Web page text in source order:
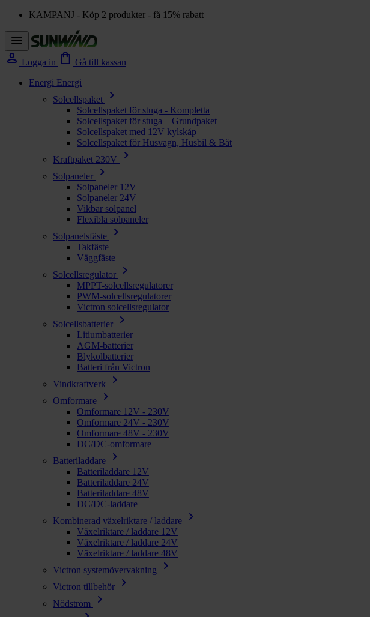
KAMPANJ - Köp 2 produkter - få 15% rabatt
menu
person Logga in shopping_bag Gå till kassan
Energi Energi
Solcellspaket
chevron_right
Solcellspaket för stuga - Kompletta
Solcellspaket för stuga – Grundpaket
Solcellspaket med 12V kylskåp
Solcellspaket för Husvagn, Husbil & Båt
Kraftpaket 230V
chevron_right
Solpaneler chevron_right
Solpaneler 12V
Solpaneler 24V
Vikbar solpanel
Flexibla solpaneler
Solpanelsfäste
chevron_right
Takfäste
Väggfäste
Solcellsregulator
chevron_right
MPPT-solcellsregulatorer
PWM-solcellsregulatorer
Victron solcellsregulator
Solcellsbatterier
chevron_right
Litiumbatterier
AGM-batterier
Blykolbatterier
Batteri från Victron
Vindkraftverk
chevron_right
Omformare chevron_right
Omformare 12V - 230V
Omformare 24V - 230V
Omformare 48V - 230V
DC/DC-omformare
Batteriladdare
chevron_right
Batteriladdare 12V
Batteriladdare 24V
Batteriladdare 48V
DC/DC-laddare
Kombinerad växelriktare / laddare
chevron_right
Växelriktare / laddare 12V
Växelriktare / laddare 24V
Växelriktare / laddare 48V
Victron systemövervakning
chevron_right
Victron tillbehör chevron_right
Nödström chevron_right